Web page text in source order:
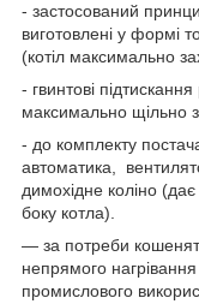
- застосований
виготовлені у формі
(котіл максимально
- гвинтові
максимально щільно
- до комплекту
автоматика,
димохідне коліно
боку котла).
— за потреби
непрямого
промислового